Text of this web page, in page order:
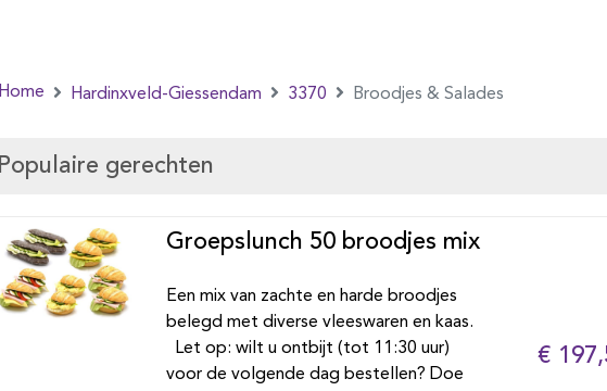
Home Hardinxveld-Giessendam 3370 Broodjes & Salades
Populaire gerechten
Groepslunch 50 broodjes mix
Een mix van zachte en harde broodjes
belegd met diverse vleeswaren en kaas.
Let op: wilt u ontbijt (tot 11:30 uur)
voor de volgende dag bestellen? Doe
€